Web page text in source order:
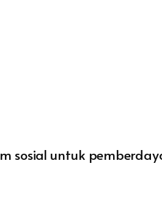
sosial untuk